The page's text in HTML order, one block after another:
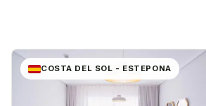
COSTA DEL SOL - ESTEPONA